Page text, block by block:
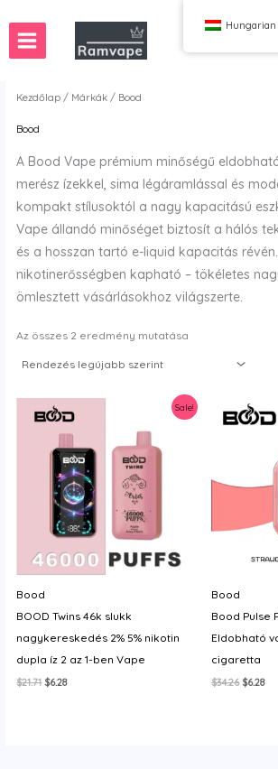
tartalomra
Kezdőlap / Márkák / Bood
Bood
A Bood Vape prémium minőségű
merész ízekkel, sima légáramlással és
kompakt stílusoktól a nagy kapacitású
Vape állandó minőséget biztosít a hálós
és a hosszan tartó e-liquid kapacitás
nikotinerősségben kapható – tökéletes
ömlesztett vásárlásokhoz világszerte.
Az összes 2 eredmény mutatása
Sale!
Bood
BOOD Twins 46k slukk
nagykereskedés 2% 5% nikotin
dupla íz 2 az 1-ben Vape
$21.71 Original
$6.28Current
Bood
Bood Pulse
Eldobható
cigaretta
$34.26 Original
$6.28
Vape Nagykereskedelem
Spanyolország Vape
Csattanás
FIHP
OKSO
Stag Bar
Hungarian